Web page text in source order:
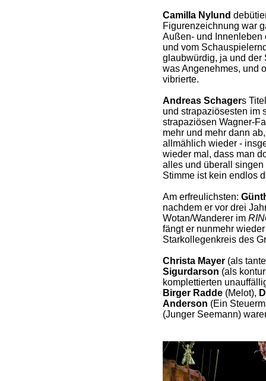
Camilla Nylund
Figurenzeichnung war
Außen- und Innenleben
und vom
glaubwürdig, ja und der
was Angenehmes, und
vibrierte.
Andreas Schagers
und strapaziösesten im
strapaziösen Wagner-
mehr und mehr dann
allmählich wieder -
wieder mal, dass man
alles und überall
Stimme ist kein endlos
Am erfreulichsten:
nachdem er vor drei
Wotan/Wanderer im
fängt er nunmehr
Starkollegenkreis des
Christa Mayer(als
Sigurdarson (als
komplettierten
Birger Radde(Melot),
Anderson (Ein
(Junger Seemann)